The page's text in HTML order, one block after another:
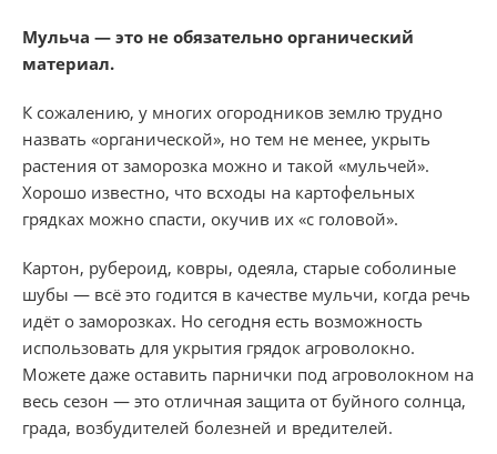
Мульча — это не обязательно органический
материал.
К сожалению, у многих огородников землю трудно
назвать «органической», но тем не менее, укрыть
растения от заморозка можно и такой «мульчей».
Хорошо известно, что всходы на картофельных
грядках можно спасти, окучив их «с головой».
Картон, рубероид, ковры, одеяла, старые соболиные
шубы — всё это годится в качестве мульчи, когда речь
идёт о заморозках. Но сегодня есть возможность
использовать для укрытия грядок агроволокно.
Можете даже оставить парнички под агроволокном на
весь сезон — это отличная защита от буйного солнца,
града, возбудителей болезней и вредителей.